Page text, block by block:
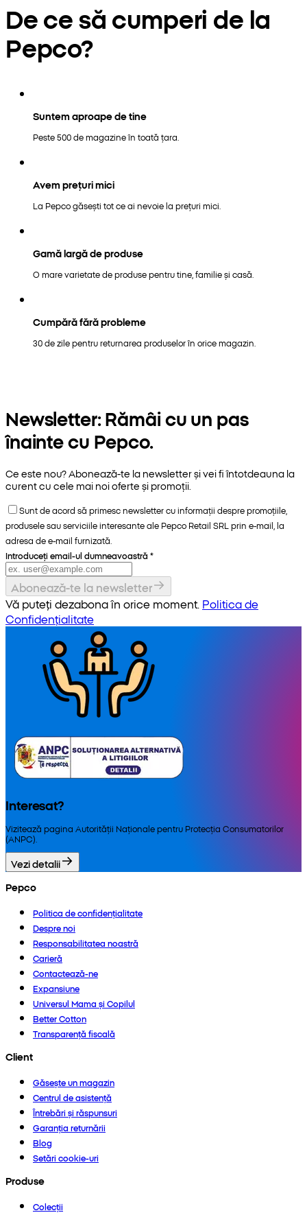
De ce să cumperi de la
Pepco?
Suntem aproape de tine
Peste 500 de magazine în toată țara.
Avem prețuri mici
La Pepco găsești tot ce ai nevoie la prețuri mici.
Gamă largă de produse
O mare varietate de produse pentru tine, familie și casă.
Cumpără fără probleme
30 de zile pentru returnarea produselor în orice magazin.
Newsletter: Rămâi cu un pas
înainte cu Pepco.
Ce este nou? Abonează-te la newsletter și vei fi întotdeauna la
curent cu cele mai noi oferte și promoții.
Sunt de acord să primesc newsletter cu informații despre promoțiile,
produsele sau serviciile interesante ale Pepco Retail SRL prin e-mail, la
adresa de e-mail furnizată.
Introduceți email-ul dumneavoastră *
Abonează-te la newsletter
Vă puteți dezabona în orice moment. Politica de
Confidențialitate
Interesat?
Vizitează pagina Autorității Naționale pentru Protecția Consumatorilor
(ANPC).
Vezi detalii
Pepco
Politica de confidențialitate
Despre noi
Responsabilitatea noastră
Carieră
Contactează-ne
Expansiune
Universul Mama și Copilul
Better Cotton
Transparență fiscală
Client
Găsește un magazin
Centrul de asistență
Întrebări și răspunsuri
Garanția returnării
Blog
Setări cookie-uri
Produse
Colecții